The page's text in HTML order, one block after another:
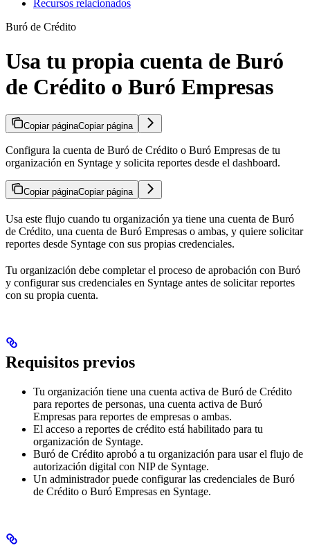
Recursos relacionados
Buró de Crédito
Usa tu propia cuenta de Buró
de Crédito o Buró Empresas
Copiar páginaCopiar página
Configura la cuenta de Buró de Crédito o Buró Empresas de tu
organización en Syntage y solicita reportes desde el dashboard.
Copiar páginaCopiar página
Usa este flujo cuando tu organización ya tiene una cuenta de Buró
de Crédito, una cuenta de Buró Empresas o ambas, y quiere solicitar
reportes desde Syntage con sus propias credenciales.
Tu organización debe completar el proceso de aprobación con Buró
y configurar sus credenciales en Syntage antes de solicitar reportes
con su propia cuenta.
Requisitos previos
Tu organización tiene una cuenta activa de Buró de Crédito
para reportes de personas, una cuenta activa de Buró
Empresas para reportes de empresas o ambas.
El acceso a reportes de crédito está habilitado para tu
organización de Syntage.
Buró de Crédito aprobó a tu organización para usar el flujo de
autorización digital con NIP de Syntage.
Un administrador puede configurar las credenciales de Buró
de Crédito o Buró Empresas en Syntage.